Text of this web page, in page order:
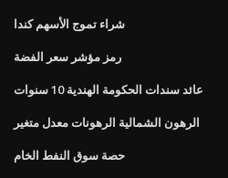
شراء تموج الأسهم كندا
رمز مؤشر سعر الفضة
عائد سندات الحكومة الهندية 10 سنوات
الرهون الشمالية الرهونات معدل متغير
حصة سوق النفط الخام